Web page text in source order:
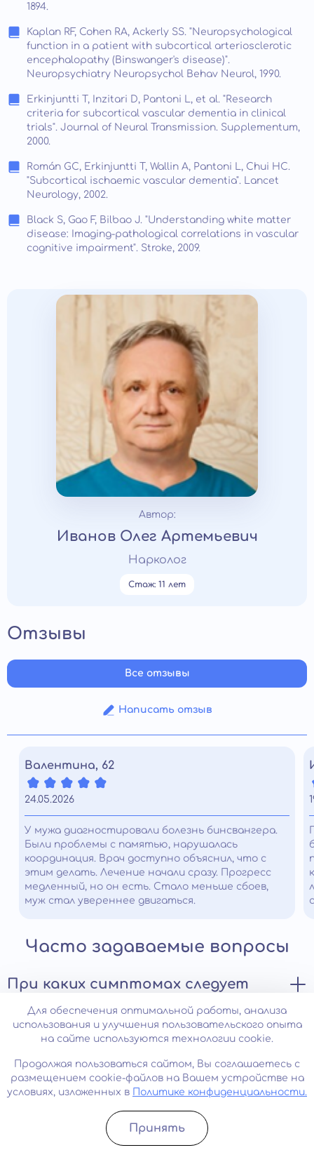
1894.
Kaplan RF, Cohen RA, Ackerly SS. "Neuropsychological
function in a patient with subcortical arteriosclerotic
encephalopathy (Binswanger's disease)".
Neuropsychiatry Neuropsychol Behav Neurol, 1990.
Erkinjuntti T, Inzitari D, Pantoni L, et al. "Research
criteria for subcortical vascular dementia in clinical
trials". Journal of Neural Transmission. Supplementum,
2000.
Román GC, Erkinjuntti T, Wallin A, Pantoni L, Chui HC.
"Subcortical ischaemic vascular dementia". Lancet
Neurology, 2002.
Black S, Gao F, Bilbao J. "Understanding white matter
disease: Imaging-pathological correlations in vascular
cognitive impairment". Stroke, 2009.
Автор:
Иванов Олег Артемьевич
Нарколог
Стаж: 11 лет
Отзывы
Написать отзыв
Все отзывы
Валентина, 62
24.05.2026
У мужа диагностировали болезнь бинсвангера.
Были проблемы с памятью, нарушалась
координация. Врач доступно объяснил, что с
этим делать. Лечение начали сразу. Прогресс
медленный, но он есть. Стало меньше сбоев,
муж стал увереннее двигаться.
Часто задаваемые вопросы
При каких симптомах следует
незамедлительно обратиться к
врачу?
требующее немедленного обращения к неврологу при
появлении первых симптомов. Среди них можно
выделить:
снижение работоспособности и постоянное
чувство усталости;
Можно ли полностью избавиться
от болезни?
Синдром Бинсвангера является необратимым
прогрессирующим заболеванием, которое приводит к
постепенному уничтожению белого вещества
Анонимная и бесплатная
консультация специалиста
Записатьcя
Для обеспечения оптимальной работы, анализа
использования и улучшения пользовательского опыта
на сайте используются технологии cookie.
Продолжая пользоваться сайтом, Вы соглашаетесь с
размещением cookie-файлов на Вашем устройстве на
условиях, изложенных в
Политике конфиденциальности.
Принять